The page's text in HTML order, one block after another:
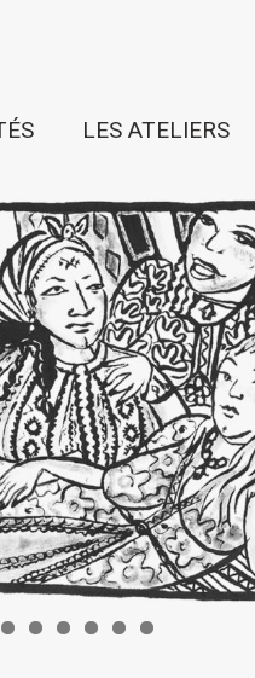
LES ATELIERS